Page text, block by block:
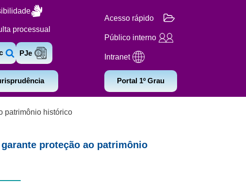
processual
PJe
Acesso rápido
Público interno
Intranet
Portal 1º Grau
patrimônio histórico
proteção ao patrimônio